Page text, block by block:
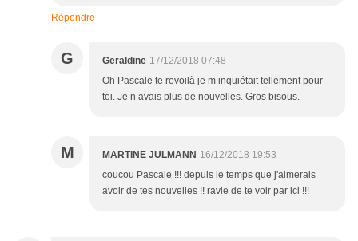
Répondre
G Geraldine 17/12/2018 07:48
Oh Pascale te revoilà je m inquiétait tellement pour
toi. Je n avais plus de nouvelles. Gros bisous.
M MARTINE JULMANN 16/12/2018 19:53
coucou Pascale !!! depuis le temps que j'aimerais
avoir de tes nouvelles !! ravie de te voir par ici !!!